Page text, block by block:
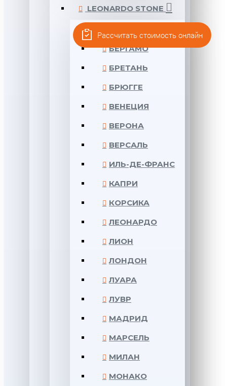
LEONARDO STONE
БЕРГАМО
БРЕТАНЬ
БРЮГГЕ
ВЕНЕЦИЯ
ВЕРОНА
ВЕРСАЛЬ
ИЛЬ-ДЕ-ФРАНС
КАПРИ
КОРСИКА
ЛЕОНАРДО
ЛИОН
ЛОНДОН
ЛУАРА
ЛУВР
МАДРИД
МАРСЕЛЬ
МИЛАН
МОНАКО
Рассчитать стоимость онлайн